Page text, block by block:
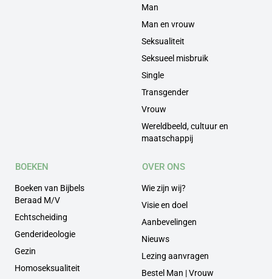
Man
Man en vrouw
Seksualiteit
Seksueel misbruik
Single
Transgender
Vrouw
Wereldbeeld, cultuur en
maatschappij
BOEKEN
Boeken van Bijbels
Beraad M/V
Echtscheiding
Genderideologie
Gezin
Homoseksualiteit
OVER ONS
Wie zijn wij?
Visie en doel
Aanbevelingen
Nieuws
Lezing aanvragen
Bestel Man | Vrouw